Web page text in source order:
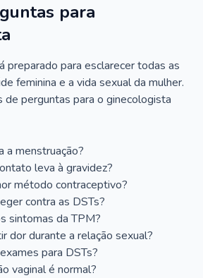
para
preparado para esclarecer todas as
feminina e a vida sexual da mulher.
perguntas para o ginecologista
a menstruação?
leva à gravidez?
método contraceptivo?
contra as DSTs?
sintomas da TPM?
dor durante a relação sexual?
para DSTs?
vaginal é normal?